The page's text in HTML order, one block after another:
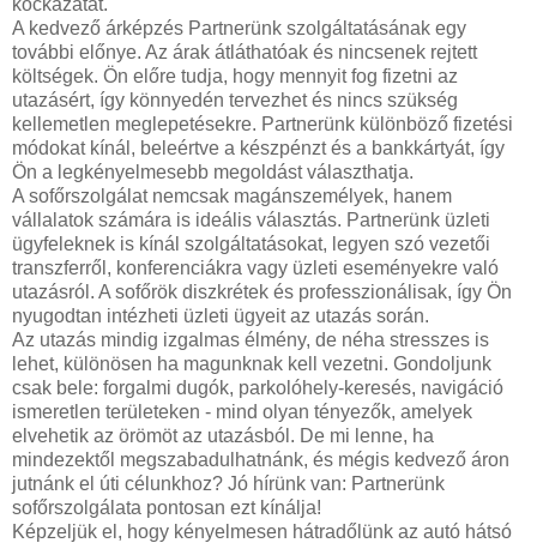
A kedvező árképzés Partnerünk szolgáltatásának egy
további előnye. Az árak átláthatóak és nincsenek rejtett
költségek. Ön előre tudja, hogy mennyit fog fizetni az
utazásért, így könnyedén tervezhet és nincs szükség
kellemetlen meglepetésekre. Partnerünk különböző fizetési
módokat kínál, beleértve a készpénzt és a bankkártyát, így
Ön a legkényelmesebb megoldást választhatja.
A sofőrszolgálat nemcsak magánszemélyek, hanem
vállalatok számára is ideális választás. Partnerünk üzleti
ügyfeleknek is kínál szolgáltatásokat, legyen szó vezetői
transzferről, konferenciákra vagy üzleti eseményekre való
utazásról. A sofőrök diszkrétek és professzionálisak, így Ön
nyugodtan intézheti üzleti ügyeit az utazás során.
Az utazás mindig izgalmas élmény, de néha stresszes is
lehet, különösen ha magunknak kell vezetni. Gondoljunk
csak bele: forgalmi dugók, parkolóhely-keresés, navigáció
ismeretlen területeken - mind olyan tényezők, amelyek
elvehetik az örömöt az utazásból. De mi lenne, ha
mindezektől megszabadulhatnánk, és mégis kedvező áron
jutnánk el úti célunkhoz? Jó hírünk van: Partnerünk
sofőrszolgálata pontosan ezt kínálja!
Képzeljük el, hogy kényelmesen hátradőlünk az autó hátsó